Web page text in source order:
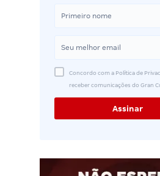
Concordo com a Política de
receber comunicações do Gran